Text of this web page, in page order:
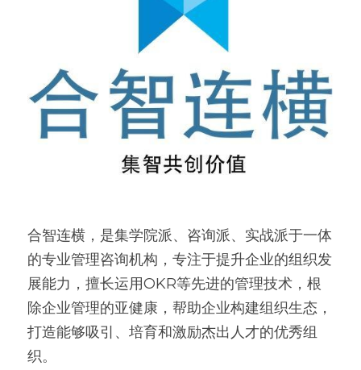
合智连横，是集学院派、咨询派、实战派于一体
的专业管理咨询机构，专注于提升企业的组织发
展能力，擅长运用OKR等先进的管理技术，根
除企业管理的亚健康，帮助企业构建组织生态，
打造能够吸引、培育和激励杰出人才的优秀组
织。